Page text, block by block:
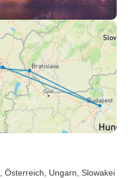
, Österreich , Ungarn , Slowakei